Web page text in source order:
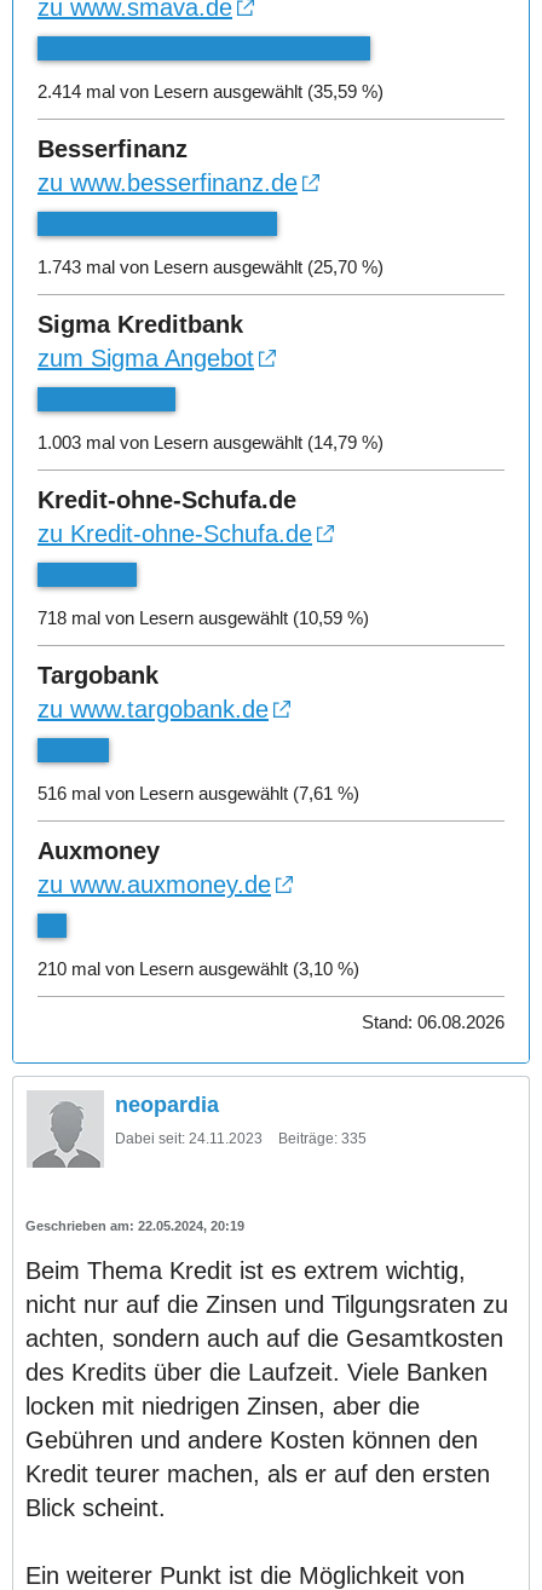
zu www.smava.de
2.414 mal von Lesern ausgewählt (35,59 %)
Besserfinanz
zu www.besserfinanz.de
1.743 mal von Lesern ausgewählt (25,70 %)
Sigma Kreditbank
zum Sigma Angebot
1.003 mal von Lesern ausgewählt (14,79 %)
Kredit-ohne-Schufa.de
zu Kredit-ohne-Schufa.de
718 mal von Lesern ausgewählt (10,59 %)
Targobank
zu www.targobank.de
516 mal von Lesern ausgewählt (7,61 %)
Auxmoney
zu www.auxmoney.de
210 mal von Lesern ausgewählt (3,10 %)
Stand: 06.08.2026
neopardia
Dabei seit: 24.11.2023 Beiträge: 335
22.05.2024, 20:19
Beim Thema Kredit ist es extrem wichtig,
nicht nur auf die Zinsen und Tilgungsraten zu
achten, sondern auch auf die Gesamtkosten
des Kredits über die Laufzeit. Viele Banken
locken mit niedrigen Zinsen, aber die
Gebühren und andere Kosten können den
Kredit teurer machen, als er auf den ersten
Blick scheint.
Ein weiterer Punkt ist die Möglichkeit von